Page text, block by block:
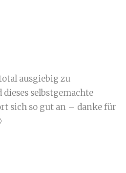
ausgiebig zu
selbstgemachte
sich so gut an – danke für